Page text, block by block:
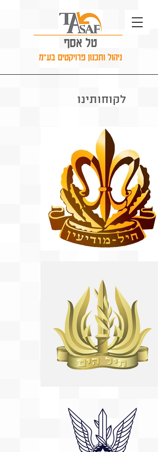
טל אסף
ניהול ותכנון פרויקטים בע"מ
לקוחותינו